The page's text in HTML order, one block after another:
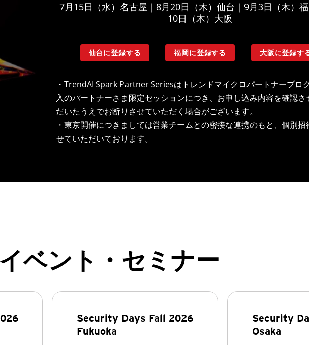
7月15日（水）名古屋｜8月20日（木）仙台｜9月3日（木）
10日（木）大阪
仙台に登録する 福岡に登録する 大阪に登録す
・TrendAI Spark Partner Seriesはトレンドマイクロパートナープロ
入のパートナーさま限定セッションにつき、お申し込み内容を確認さ
だいたうえでお断りさせていただく場合がございます。
・東京開催につきましては営業チームとの密接な連携のもと、個別招
せていただいております。
ベント・セミナー
Security Days Fall 2026
Fukuoka
Security
Osaka